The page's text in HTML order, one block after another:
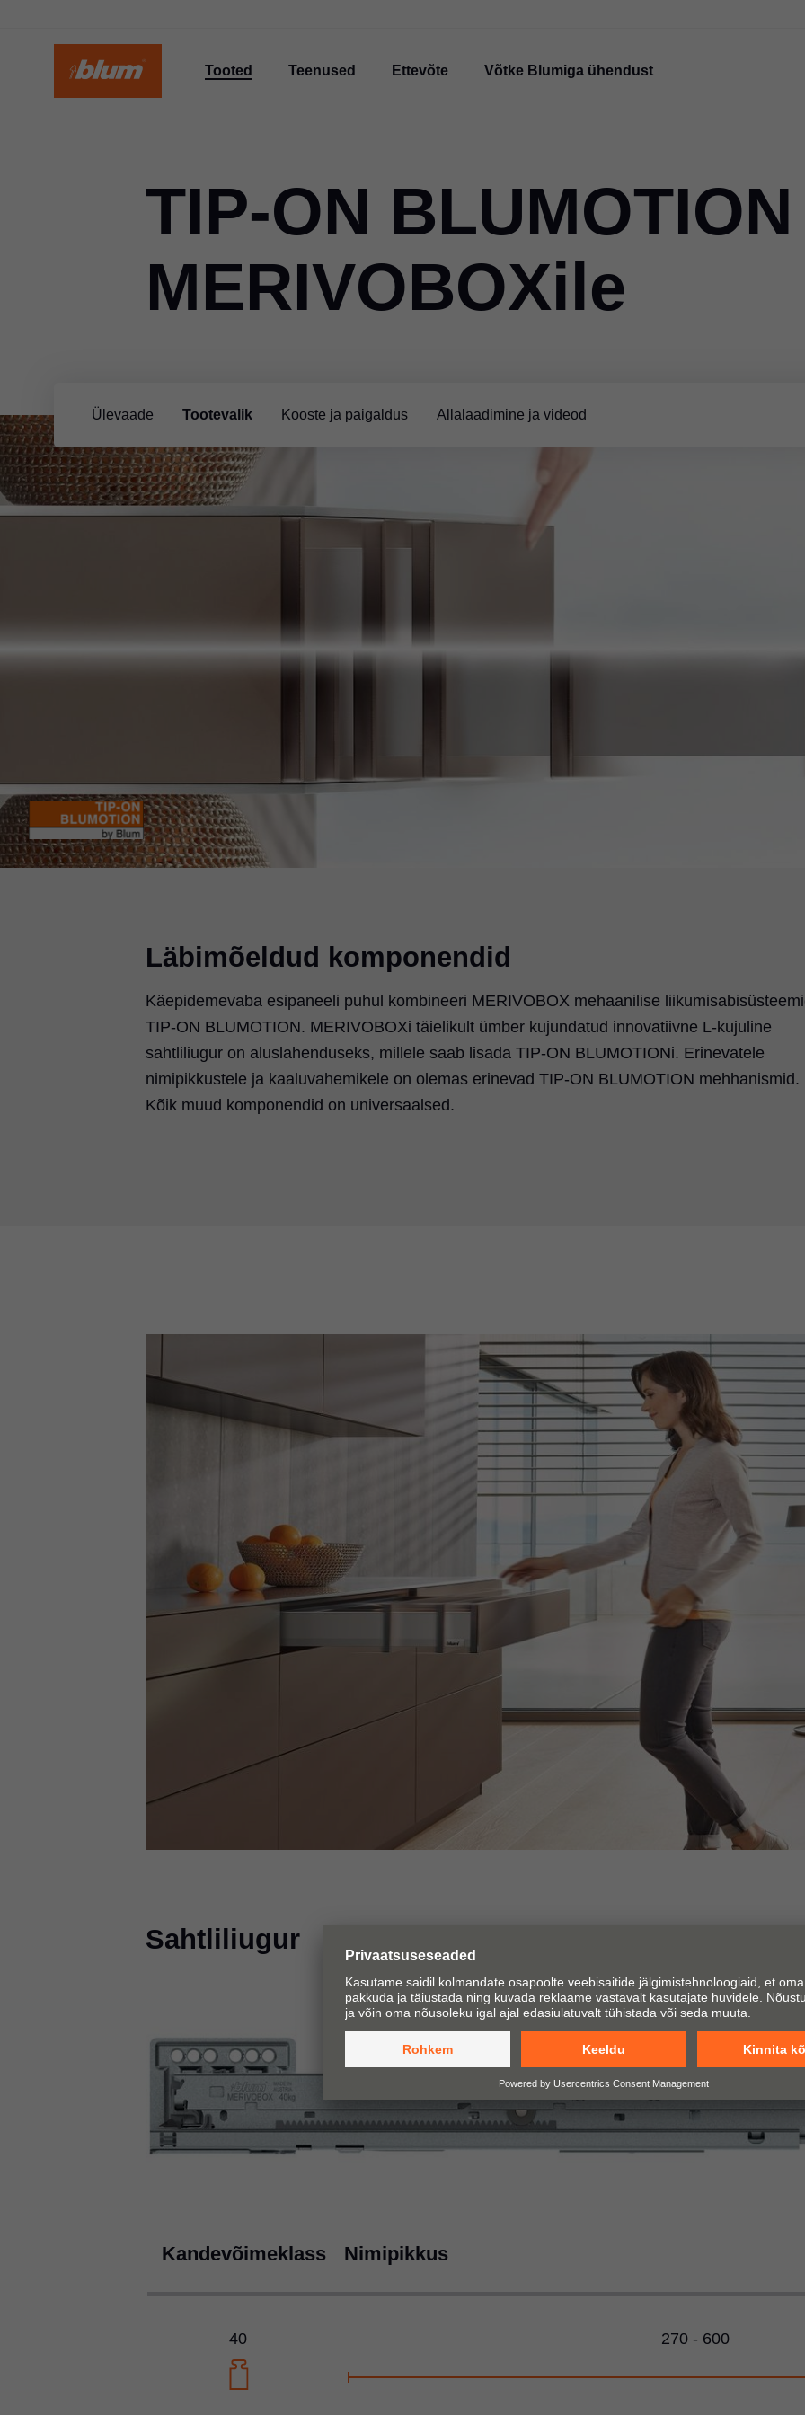
Tooted Teenused Ettevõte Võtke Blumiga ühendust
Ülevaade Tootevalik Kooste ja paigaldus Allalaadimine ja videod
TIP-ON BLUMOTION
MERIVOBOXile
Läbimõeldud komponendid
Käepidemevaba esipaneeli puhul kombineeri MERIVOBOX mehaanilise
TIP-ON BLUMOTION. MERIVOBOXi täielikult ümber kujundatud innovatiivne L-kujuline
sahtliliugur on aluslahenduseks, millele saab lisada TIP-ON BLUMOTIONi. Erinevatele
nimipikkustele ja kaaluvahemikele on olemas erinevad TIP-ON BLUMOTION mehhanismid.
Kõik muud komponendid on universaalsed.
Sahtliliugur
Kandevõimeklass Nimipikkus
40 270 - 600